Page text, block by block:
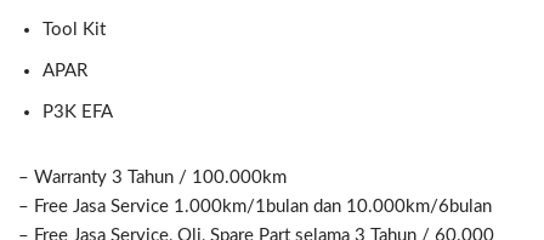
Tool Kit
APAR
P3K EFA
– Warranty 3 Tahun / 100.000km
– Free Jasa Service 1.000km/1bulan dan 10.000km/6bulan
– Free Jasa Service, Oli, Spare Part selama 3 Tahun / 60.000